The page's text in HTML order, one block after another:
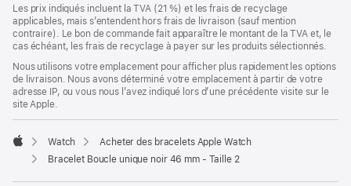
Les prix indiqués incluent la TVA (21 %) et les frais de recyclage
applicables, mais s’entendent hors frais de livraison (sauf mention
contraire). Le bon de commande fait apparaître le montant de la TVA et, le
cas échéant, les frais de recyclage à payer sur les produits sélectionnés.
Nous utilisons votre emplacement pour afficher plus rapidement les options
de livraison. Nous avons déterminé votre emplacement à partir de votre
adresse IP, ou vous nous l’avez indiqué lors d’une précédente visite sur le
site Apple.
Apple
Watch
Acheter des bracelets Apple Watch
Bracelet Boucle unique noir 46 mm - Taille 2